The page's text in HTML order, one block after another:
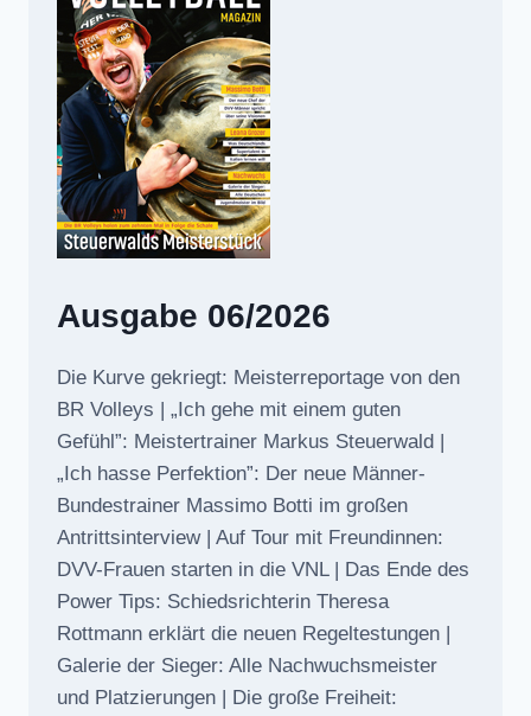
Ausgabe 06/2026
Die Kurve gekriegt: Meisterreportage von den
BR Volleys | „Ich gehe mit einem guten
Gefühl”: Meistertrainer Markus Steuerwald |
„Ich hasse Perfektion”: Der neue Männer-
Bundestrainer Massimo Botti im großen
Antrittsinterview | Auf Tour mit Freundinnen:
DVV-Frauen starten in die VNL | Das Ende des
Power Tips: Schiedsrichterin Theresa
Rottmann erklärt die neuen Regeltestungen |
Galerie der Sieger: Alle Nachwuchsmeister
und Platzierungen | Die große Freiheit: